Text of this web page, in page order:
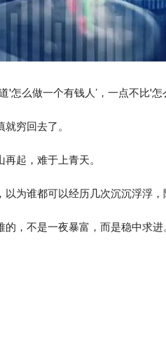
'怎么做一个有钱人’，一点不比'
穷回去了。
起，难于上青天。
为谁都可以经历几次沉沉浮浮，
，不是一夜暴富，而是稳中求进。